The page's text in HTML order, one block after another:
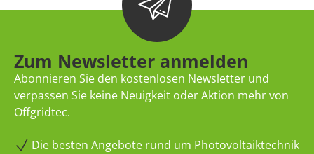
Zum Newsletter anmelden
Abonnieren Sie den kostenlosen Newsletter und
verpassen Sie keine Neuigkeit oder Aktion mehr von
Offgridtec.
Die besten Angebote rund um Photovoltaiktechnik